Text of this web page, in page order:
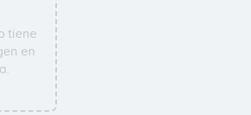
tiene
en